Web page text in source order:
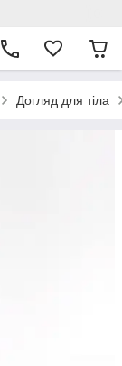
Догляд для тіла